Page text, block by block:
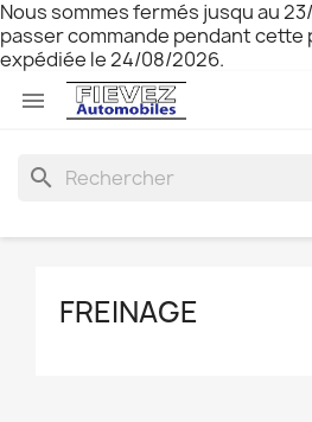
Nous sommes fermés jusqu au
passer commande pendant cette
expédiée le 24/08/2026.

search
FREINAGE